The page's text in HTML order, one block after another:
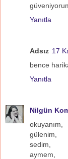
Yanıtla
Adsız 17
bence
Yanıtla
Nilgün
okuyanım,
gülenim,
sedim,
aymem,